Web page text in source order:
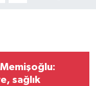
Memişoğlu:
sağlık